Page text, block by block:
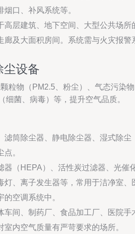
口、补风系统等。
高层建筑、地下空间、大型公共场所
廊及大面积房间。系统需与火灾报警
尘设备
粒物（PM2.5、粉尘）、气态污染物
细菌、病毒）等，提升空气品质。
滤筒除尘器、静电除尘器、湿式除尘
。
器（HEPA）、活性炭过滤器、光催
灯、离子发生器等，常用于洁净室、
空调系统中。
车间、制药厂、食品加工厂、医院手
内空气质量有严苛要求的场所。